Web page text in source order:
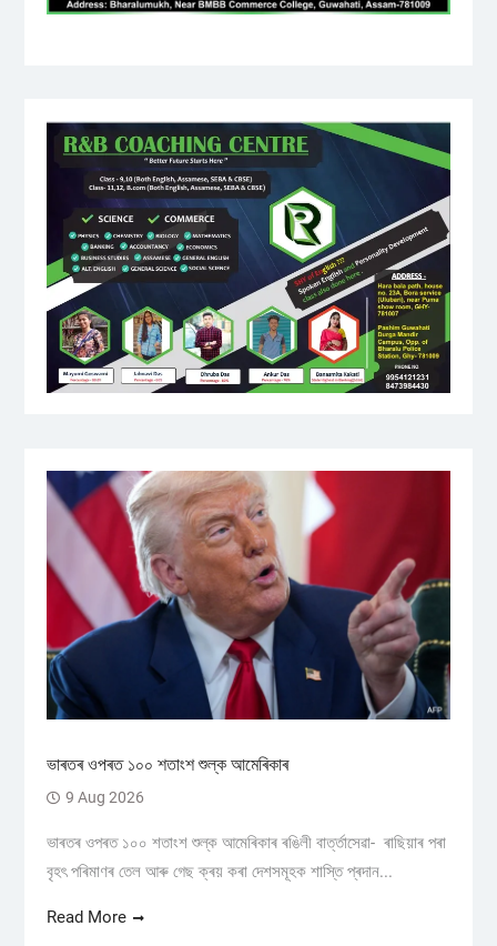
ভাৰতৰ ওপৰত ১০০ শতাংশ শুল্ক আমেৰিকাৰ
9 Aug 2026
ভাৰতৰ ওপৰত ১০০ শতাংশ শুল্ক আমেৰিকাৰ ৰঙিলী বাৰ্ত্তাসেৱা- ৰাছিয়াৰ পৰা
বৃহৎ পৰিমাণৰ তেল আৰু গেছ ক্ৰয় কৰা দেশসমূহক শাস্তি প্ৰদান...
Read More